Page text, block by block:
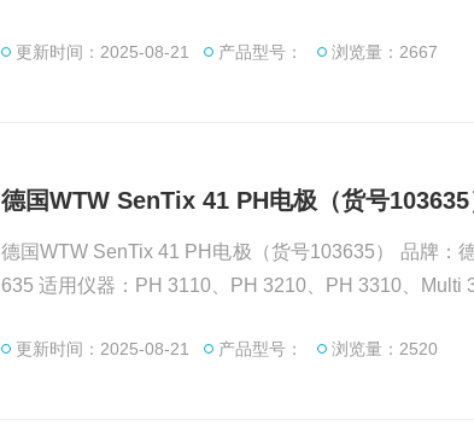
更新时间：2025-08-21 产品型号： 浏览量：2667
德国WTW SenTix 41 PH电极（货号103635
德国WTW SenTix 41 PH电极（货号103635） 品牌：德国WTW 型号：SenTix
更新时间：2025-08-21 产品型号： 浏览量：2520